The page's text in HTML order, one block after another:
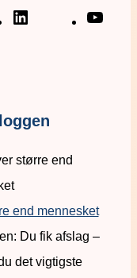
end mennesket